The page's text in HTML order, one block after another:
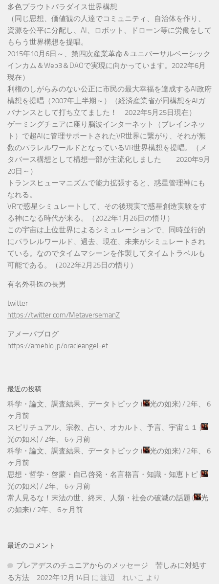
多色プラウトパラダイス世界構想
（同じ思想、価値観の人達でコミュニティ、自治体を作り、
資源を公平に分配し、AI、ロボット、ドローン等に労働をして
もらう世界構想を提唱。
2015年10月6日～、第四次産業革命＆ユニバーサルベーシック
インカム＆Web3＆DAOで実現に向かっています。2022年6月
現在）
利権のしがらみのない公正に市民の最大幸福を達成するAI政府
構想を提唱（2007年上半期～）（経済産業省が同構想をAIガ
バナンスとして打ち立てました！ 2022年5月25日現在）
ゲーミングチェアに座り脳波インターネット（ブレインネッ
ト）で超AIに管理サポートされたVR世界に繋がり、それが無
数のパラレルワールドとなっているVR世界構想を提唱。（メ
タバース構想として構想一部が主流化しました 2020年9月
20日～）
トランスヒューマニズムで能力拡張すると、惑星管理神にも
なれる。
VRで惑星シミュレートして、その後現実で惑星創造実験をす
る神になる時代が来る。（2022年1月26日の悟り）
この宇宙は上位世界によるシミュレーションで、同時並行的
にパラレルワールド、過去、現在、未来がシミュレートされ
ている。なのでタイムマシーンを作製してタイムトラベルも
可能である。（2022年2月25日の悟り）
有名外科医の長男
twitter
https://twitter.com/MetaversemanZ
アメーバブログ
https://ameblo.jp/oracleangel-et
最近の投稿
科学・論文、調査結果、データトピック ( 光の如来) / 2年、 6
ヶ月前
スピリチュアル、宗教、占い、オカルト、予言、宇宙１１ (
光の如来) / 2年、 6ヶ月前
科学・論文、調査結果、データトピック ( 光の如来) / 2年、 6
ヶ月前
思想・哲学・啓蒙・自己啓発・名言格言・知識・知恵トピ (
光の如来) / 2年、 6ヶ月前
常人見るな！末法の世、終末、人類・社会の破滅の話題 (
光
の如来) / 2年、 6ヶ月前
最近のコメント
プレアデスのチュニアからのメッセージ 苦しみに対処す
る方法 2022年12月14日 に 渡辺 れいこ より